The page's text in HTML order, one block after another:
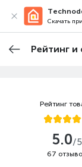
Скачать
Рейтинг и
Рейтинг
5.0/5
67